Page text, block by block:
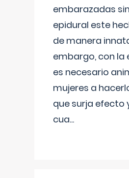
embarazadas sin
epidural este
de manera
embargo, con la
es necesario
mujeres a
que surja efecto
cua...